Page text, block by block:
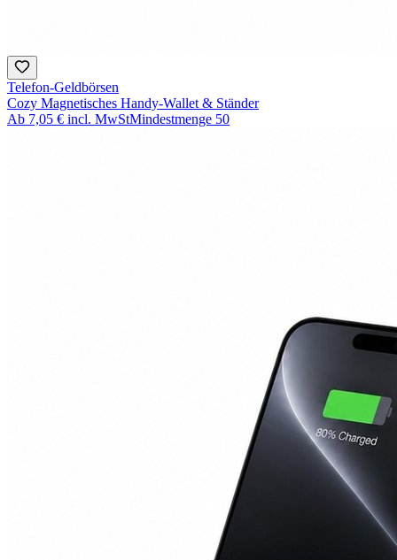
Telefon-Geldbörsen
Cozy Magnetisches Handy-Wallet & Ständer
Ab 7,05 € incl. MwStMindestmenge 50